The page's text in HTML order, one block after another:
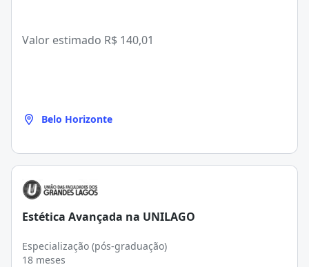
Valor estimado R$ 140,01
Belo Horizonte
Estética Avançada na UNILAGO
Especialização (pós-graduação)
18 meses